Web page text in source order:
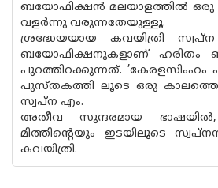
ബയോഫിക്ഷൻ മലയാളത്തിൽ ഒരു
വളർന്നു വരുന്നതേയുള്ളൂ.
ശ്രദ്ധേയയായ കവയിത്രി
ബയോഫിക്ഷനുകളാണ്
പുറത്തിറക്കുന്നത്. ’കേരളസിംഹം
പുസ്‌തകത്തി ലൂടെ ഒരു കാലത്തെ
സ്വ‌പ്ന എം.
അതീവ സുന്ദരമായ ഭാഷയിൽ,
മിത്തിൻ്റെയും ഇടയിലൂടെ
കവയിത്രി.